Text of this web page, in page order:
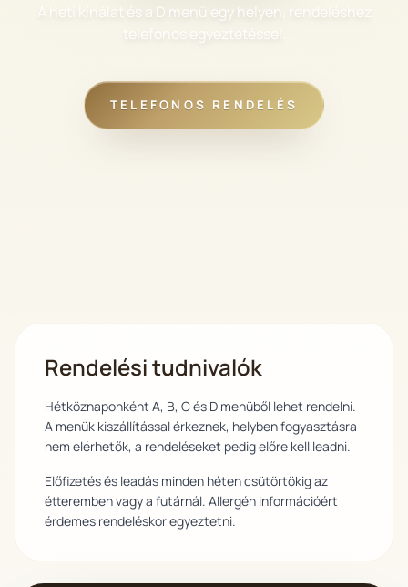
A heti kínálat és a D menü egy helyen, rendeléshez
telefonos egyeztetéssel.
TELEFONOS RENDELÉS
Rendelési tudnivalók
Hétköznaponként A, B, C és D menüből lehet rendelni.
A menük kiszállítással érkeznek, helyben fogyasztásra
nem elérhetők, a rendeléseket pedig előre kell leadni.
Előfizetés és leadás minden héten csütörtökig az
étteremben vagy a futárnál. Allergén információért
érdemes rendeléskor egyeztetni.